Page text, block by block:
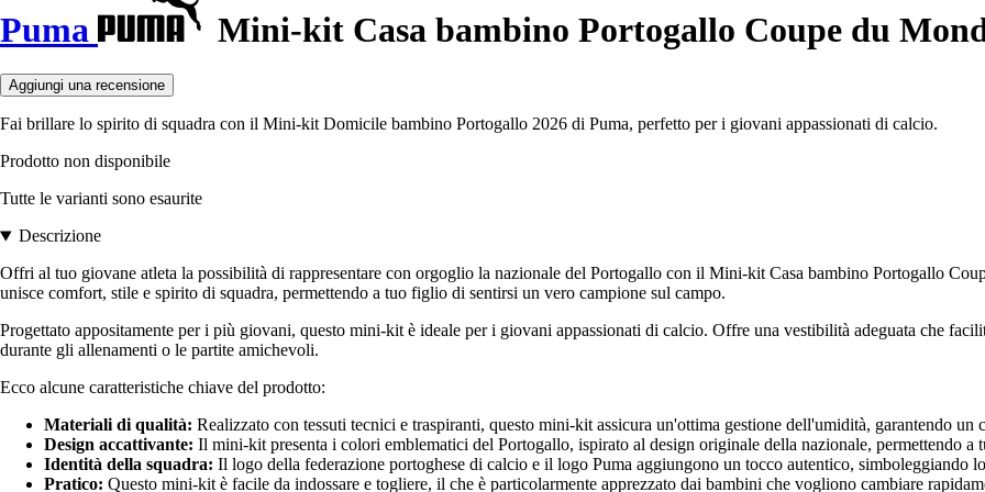
Puma Mini-kit Casa bambino Portogallo Coupe du
Aggiungi una recensione
Fai brillare lo spirito di squadra con il Mini-kit Domicile bambino Portogallo 2026 di Puma, perfetto per i giovani appassionati di calcio.
Prodotto non disponibile
Tutte le varianti sono esaurite
Descrizione
Offri al tuo giovane atleta la possibilità di rappresentare con orgoglio la nazionale del Portogallo con il Mini-kit Casa bambino Portogallo
unisce comfort, stile e spirito di squadra, permettendo a tuo figlio di sentirsi un vero campione sul campo.
Progettato appositamente per i più giovani, questo mini-kit è ideale per i giovani appassionati di calcio. Offre una vestibilità adeguata che
durante gli allenamenti o le partite amichevoli.
Ecco alcune caratteristiche chiave del prodotto:
Materiali di qualità: Realizzato con tessuti tecnici e traspiranti, questo mini-kit assicura un'ottima gestione dell'umidità, garantendo
Design accattivante: Il mini-kit presenta i colori emblematici del Portogallo, ispirato al design originale della nazionale, permettendo
Identità della squadra: Il logo della federazione portoghese di calcio e il logo Puma aggiungono un tocco autentico, simboleggiando
Pratico: Questo mini-kit è facile da indossare e togliere, il che è particolarmente apprezzato dai bambini che vogliono cambiare